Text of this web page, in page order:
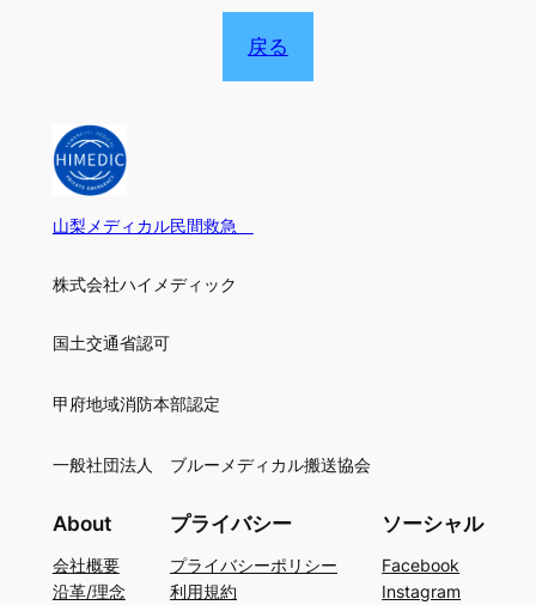
戻る
山梨メディカル民間救急
株式会社ハイメディック
国土交通省認可
甲府地域消防本部認定
一般社団法人 ブルーメディカル搬送協会
About
会社概要
沿革/理念
プライバシー
プライバシーポリシー
利用規約
ソーシャル
Facebook
Instagram